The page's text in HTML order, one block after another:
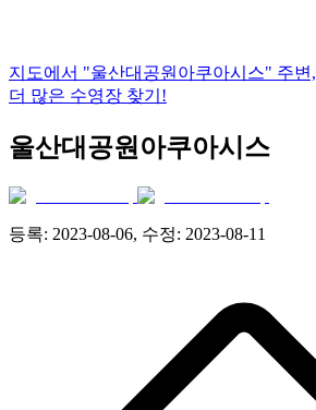
지도에서 "울산대공원아쿠아시스" 주변,
더 많은 수영장 찾기!
울산대공원아쿠아시스
등록: 2023-08-06, 수정: 2023-08-11